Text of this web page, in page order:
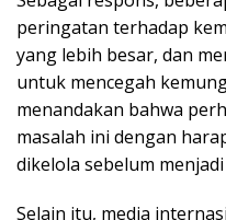
peringatan terhadap
yang lebih besar, dan
untuk mencegah
menandakan bahwa
masalah ini dengan
dikelola sebelum
Selain itu, media